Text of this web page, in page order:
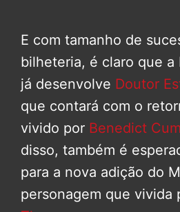
E com tamanho de
bilheteria, é claro que a
já desenvolve Doutor
que contará com o
vivido por Benedict
disso, também é
para a nova adição do
personagem que vivida